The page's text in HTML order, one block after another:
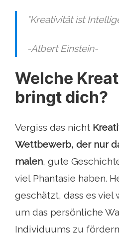
"Kreativität ist
-Albert Einstein-
Welche
bringt dich?
Vergiss das nicht
Wettbewerb, der nur
malen, gute
viel Phantasie haben.
geschätzt, dass es viel
um das persönliche
Individuums zu